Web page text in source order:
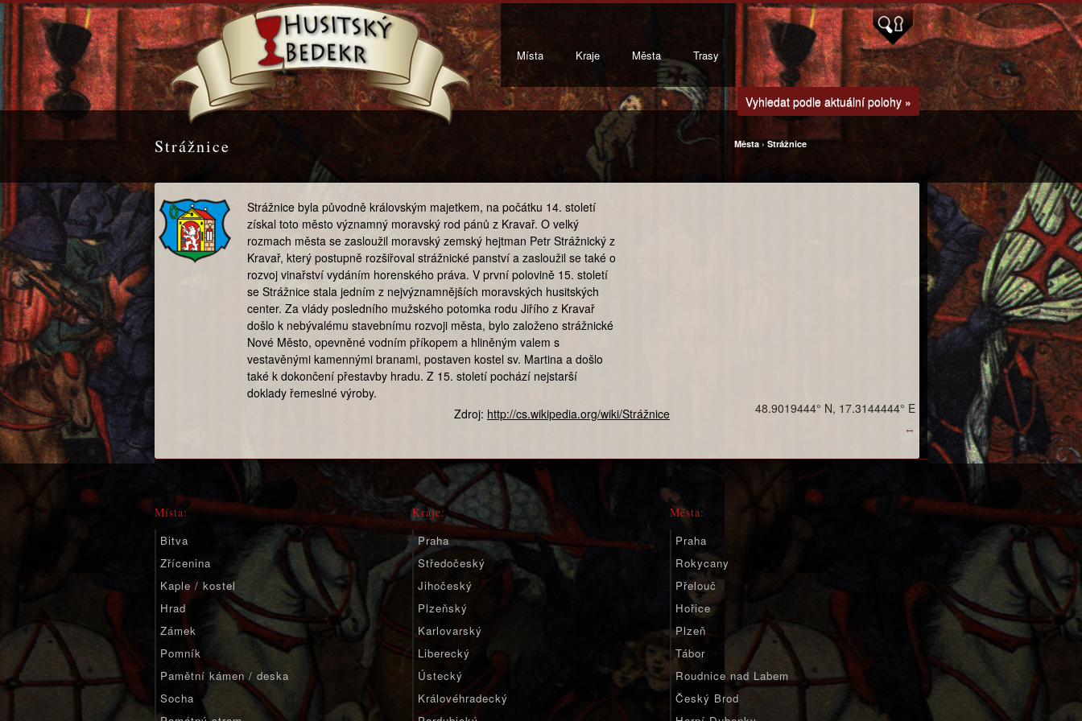
Místa Kraje Města Trasy
Vyhledat podle aktuální polohy »
Strážnice Města ›Strážnice
Strážnice byla původně královským majetkem, na počátku 14. století
získal toto město významný moravský rod pánů z Kravař. O velký
rozmach města se zasloužil moravský zemský hejtman Petr Strážnický z
Kravař, který postupně rozšiřoval strážnické panství a zasloužil se také o
rozvoj vinařství vydáním horenského práva. V první polovině 15. století
se Strážnice stala jedním z nejvýznamnějších moravských husitských
center. Za vlády posledního mužského potomka rodu Jiřího z Kravař
došlo k nebývalému stavebnímu rozvoji města, bylo založeno strážnické
Nové Město, opevněné vodním příkopem a hliněným valem s
vestavěnými kamennými branami, postaven kostel sv. Martina a došlo
také k dokončení přestavby hradu. Z 15. století pochází nejstarší
doklady řemeslné výroby.
Zdroj: http://cs.wikipedia.org/wiki/Strážnice
↔
48.9019444° N, 17.3144444° E
Místa:
Bitva
Zřícenina
Kaple / kostel
Hrad
Zámek
Pomník
Pamětní kámen / deska
Socha
Kraje:
Praha
Středočeský
Jihočeský
Plzeňský
Karlovarský
Liberecký
Ústecký
Královéhradecký
Města:
Praha
Rokycany
Přelouč
Hořice
Plzeň
Tábor
Roudnice nad Labem
Český Brod